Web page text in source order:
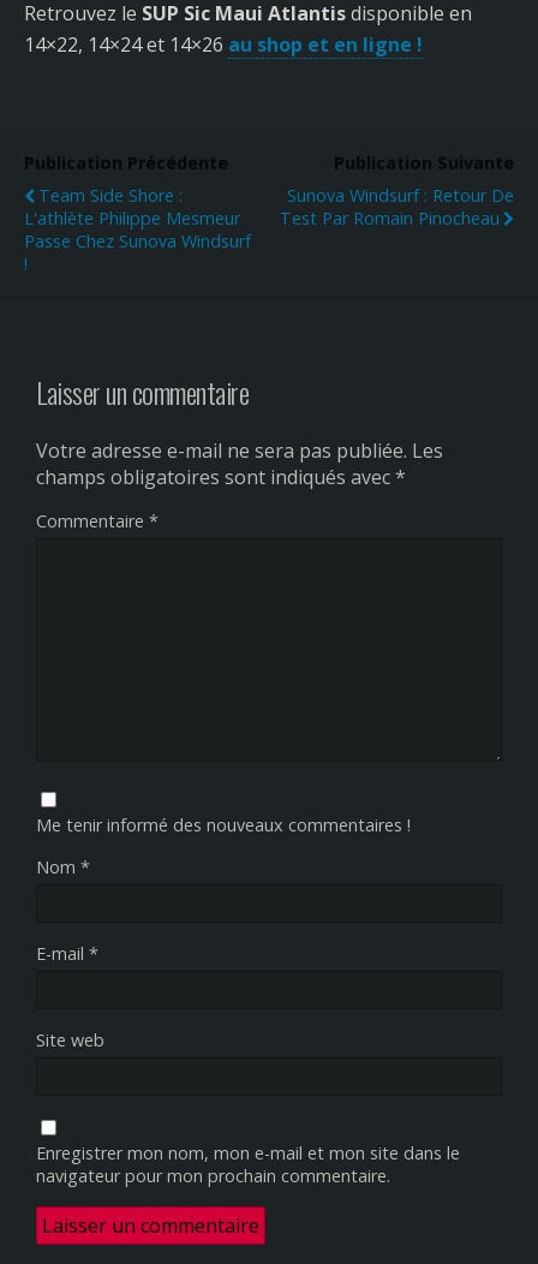
Retrouvez le SUP Sic Maui Atlantisdisponible en
14×22, 14×24 et 14×26 au shop et en ligne !
Publication Précédente
Team Side Shore :
L'athlète Philippe Mesmeur
Passe Chez Sunova Windsurf
!
Publication Suivante
Sunova Windsurf : Retour De
Test Par Romain Pinocheau
Laisser un commentaire
Votre adresse e-mail ne sera pas publiée. Les
champs obligatoires sont indiqués avec*
Commentaire *
Me tenir informé des nouveaux commentaires !
Nom *
E-mail *
Site web
Enregistrer mon nom, mon e-mail et mon site dans le
navigateur pour mon prochain commentaire.